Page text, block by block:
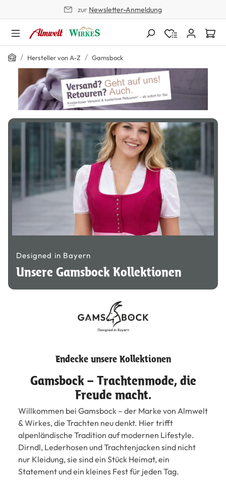
zur Newsletter-Anmeldung
/ Hersteller von A-Z / Gamsbock
Designed in Bayern
Unsere Gamsbock Kollektionen
Endecke unsere Kollektionen
Gamsbock – Trachtenmode, die
Freude macht.
Willkommen bei Gamsbock – der Marke von Almwelt
& Wirkes, die Trachten neu denkt. Hier trifft
alpenländische Tradition auf modernen Lifestyle.
Dirndl, Lederhosen und Trachtenjacken sind nicht
nur Kleidung, sie sind ein Stück Heimat, ein
Statement und ein kleines Fest für jeden Tag.